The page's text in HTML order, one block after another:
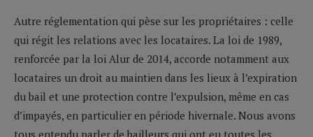
Autre réglementation qui pèse sur les propriétaires : celle
qui régit les relations avec les locataires. La loi de 1989,
renforcée par la loi Alur de 2014, accorde notamment aux
locataires un droit au maintien dans les lieux à l’expiration
du bail et une protection contre l’expulsion, même en cas
d’impayés, en particulier en période hivernale. Nous avons
tous entendu parler de bailleurs qui ont eu toutes les